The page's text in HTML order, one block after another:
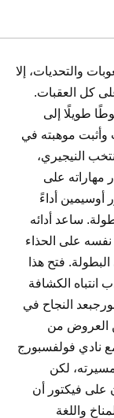
والتحديات، إلا
كل العقبات.
طويلًا إلى
وأثبت موهبته في
النيجيري،
مهاراته على
أوسيمين أداءً
البطولة. ساعد أدائه
نفسه على الحذاء
فتح هذا
انتباه الكشافة
النجاح في
العروض من
2017، وقع عقدًا مع نادي فولفسبورج
لكن
على فيكتور أن
واللغة